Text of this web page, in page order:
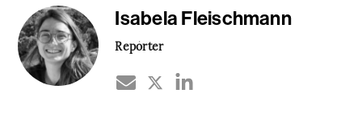
Isabela Fleischmann
Repórter